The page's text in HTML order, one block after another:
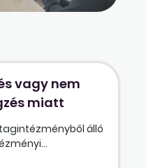
vagy nem
miatt
álló